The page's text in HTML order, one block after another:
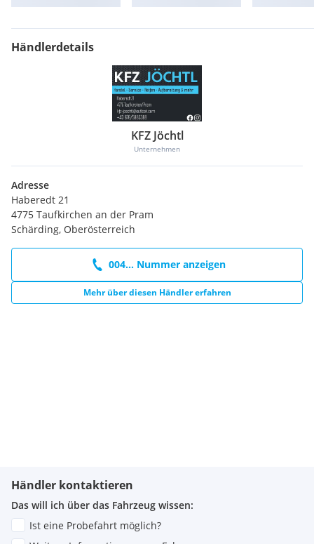
Händlerdetails
KFZ Jöchtl
Unternehmen
Adresse
Haberedt 21
4775 Taufkirchen an der Pram
Schärding, Oberösterreich
004... Nummer anzeigen
Mehr über diesen Händler erfahren
Händler kontaktieren
Das will ich über das Fahrzeug wissen:
Ist eine Probefahrt möglich?